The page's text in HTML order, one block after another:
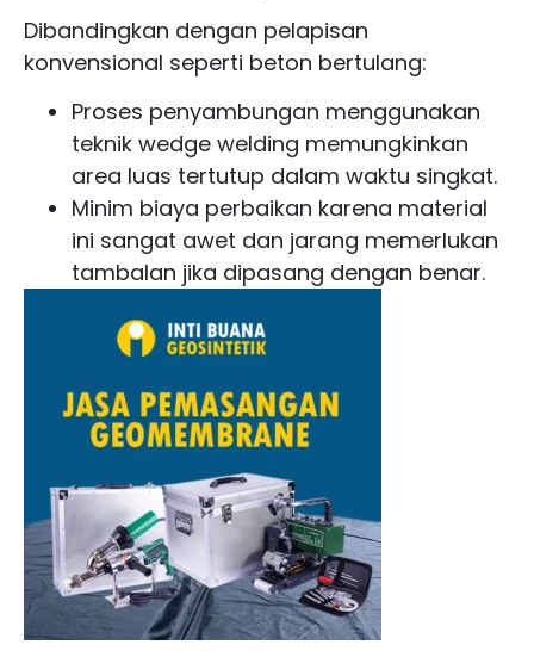
Dibandingkan dengan pelapisan
konvensional seperti beton bertulang:
Proses penyambungan menggunakan
teknik wedge welding memungkinkan
area luas tertutup dalam waktu singkat.
Minim biaya perbaikan karena material
ini sangat awet dan jarang memerlukan
tambalan jika dipasang dengan benar.